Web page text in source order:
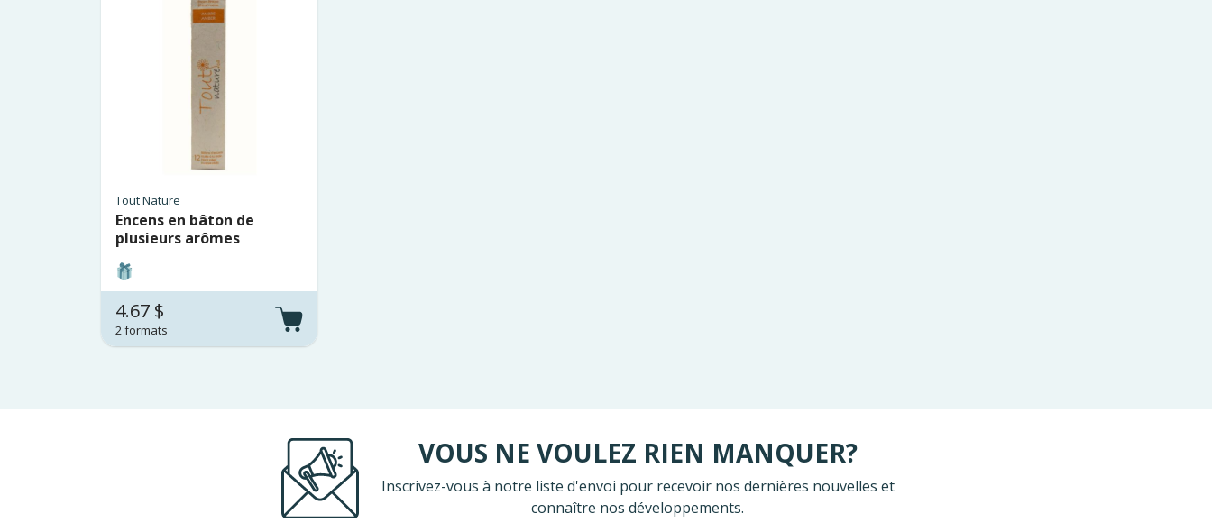
Tout Nature
Encens en bâton de
plusieurs arômes
4.67 $
2 formats
VOUS NE VOULEZ RIEN MANQUER?
Inscrivez-vous à notre liste d'envoi pour recevoir nos dernières nouvelles et
connaître nos développements.